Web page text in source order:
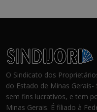
O Sindicato dos
do Estado de Minas Gerais-
sem fins lucrativos, e tem
Minas Gerais. É filiado à